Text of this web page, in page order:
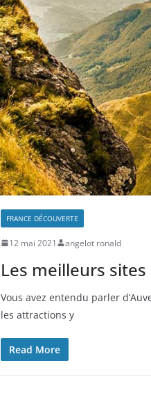
FRANCE DÉCOUVERTE
12 mai 2021 angelot ronald
Les meilleurs
Vous avez entendu parler
les attractions y
Read More